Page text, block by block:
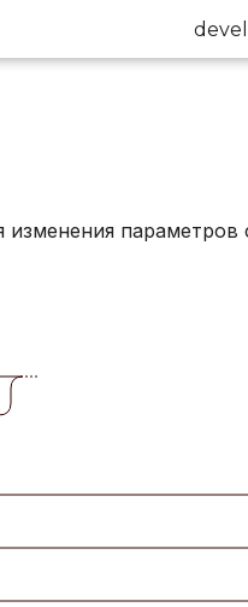
devel
изменения